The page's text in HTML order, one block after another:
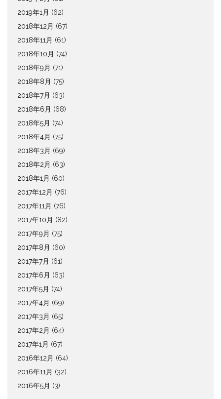
2019年1月 (62)
2018年12月 (67)
2018年11月 (61)
2018年10月 (74)
2018年9月 (71)
2018年8月 (75)
2018年7月 (63)
2018年6月 (68)
2018年5月 (74)
2018年4月 (75)
2018年3月 (69)
2018年2月 (63)
2018年1月 (60)
2017年12月 (76)
2017年11月 (76)
2017年10月 (82)
2017年9月 (75)
2017年8月 (60)
2017年7月 (61)
2017年6月 (63)
2017年5月 (74)
2017年4月 (69)
2017年3月 (65)
2017年2月 (64)
2017年1月 (67)
2016年12月 (64)
2016年11月 (32)
2016年5月 (3)